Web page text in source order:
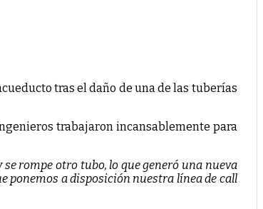
tras el daño de una de las tuberías
trabajaron incansablemente para
rompe otro tubo, lo que generó una nueva
ponemos a disposición nuestra línea de call